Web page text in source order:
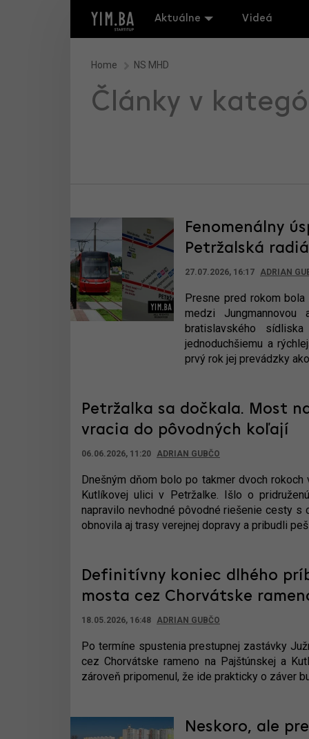
Aktuálne Videá
Home NS MHD
Články v
Fenomenálny
Petržalská
27.07.2026, 16:17 ADRIAN
Presne pred rokom
medzi Jungmannovou
bratislavského
jednoduchšiemu a
prvý rok jej prevádzky
Petržalka sa dočkala. Most
vracia do pôvodných koľají
06.06.2026, 11:20 ADRIAN GUBČO
Dnešným dňom bolo po takmer dvoch
Kutlíkovej ulici v Petržalke. Išlo o
napravilo nevhodné pôvodné riešenie cesty s
obnovila aj trasy verejnej dopravy a pribudli
Definitívny koniec dlhého
mosta cez Chorvátske
18.05.2026, 16:48 ADRIAN GUBČO
Po termíne spustenia prestupnej zastávky
cez Chorvátske rameno na Pajštúnskej a
zároveň pripomenul, že ide prakticky o záver
Neskoro, ale